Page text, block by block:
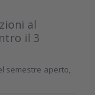
al
il 3
semestre aperto,